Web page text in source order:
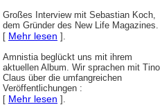
Großes Interview mit Sebastian Koch,
dem Gründer des New Life Magazines.
[ Mehr lesen ].
Amnistia beglückt uns mit ihrem
aktuellen Album. Wir sprachen mit Tino
Claus über die umfangreichen
Veröffentlichungen :
[ Mehr lesen ].